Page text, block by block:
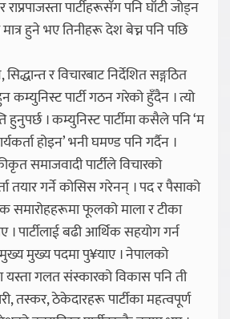
पार्टीहरूसँग पनि घाँटी जोड्न
हुने भए तिनीहरू देश बेच्न पनि पछि
र विचारबाट निर्देशित सङ्गठित
कम्युनिस्ट पार्टी गठन गरेको हुँदैन । त्यो
। कम्युनिस्ट पार्टीमा कसैले पनि ‘म
होइन’ भनी घमण्ड पनि गर्दैन ।
समाजवादी पार्टीले विचारको
तयार गर्ने कोसिस गरेनन् । पद र पैसाको
समारोहहरूमा फूलको माला र टीका
। पार्टीलाई बढी आर्थिक सहयोग गर्न
मुख्य पदमा पु¥याए । नेपालको
गलत संस्कारको विकास पनि ती
तस्कर, ठेकेदारहरू पार्टीका महत्वपूर्ण